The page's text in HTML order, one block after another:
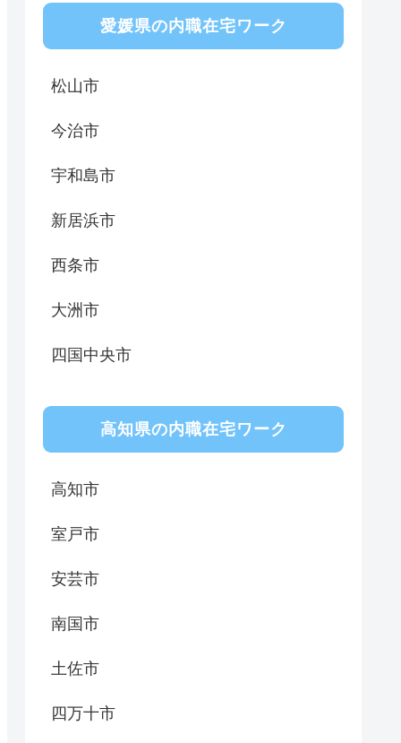
愛媛県の内職在宅ワーク
松山市
今治市
宇和島市
新居浜市
西条市
大洲市
四国中央市
高知県の内職在宅ワーク
高知市
室戸市
安芸市
南国市
土佐市
四万十市